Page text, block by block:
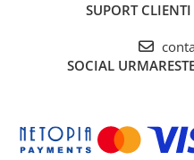
SUPORT CLIENTI
SOCIAL